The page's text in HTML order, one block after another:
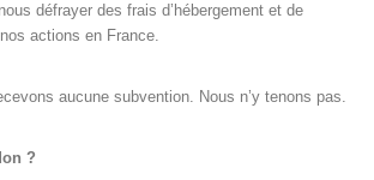
défrayer des frais d’hébergement et de
actions en France.
aucune subvention. Nous n’y tenons pas.
?